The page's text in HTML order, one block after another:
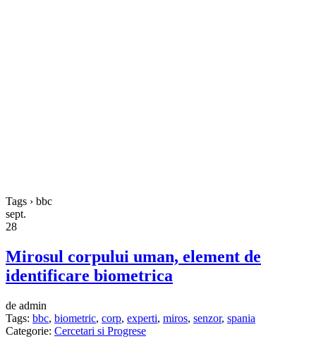
Tags › bbc
sept.
28
Mirosul corpului uman, element de
identificare biometrica
de admin
Tags: bbc, biometric, corp, experti, miros, senzor, spania
Categorie: Cercetari si Progrese